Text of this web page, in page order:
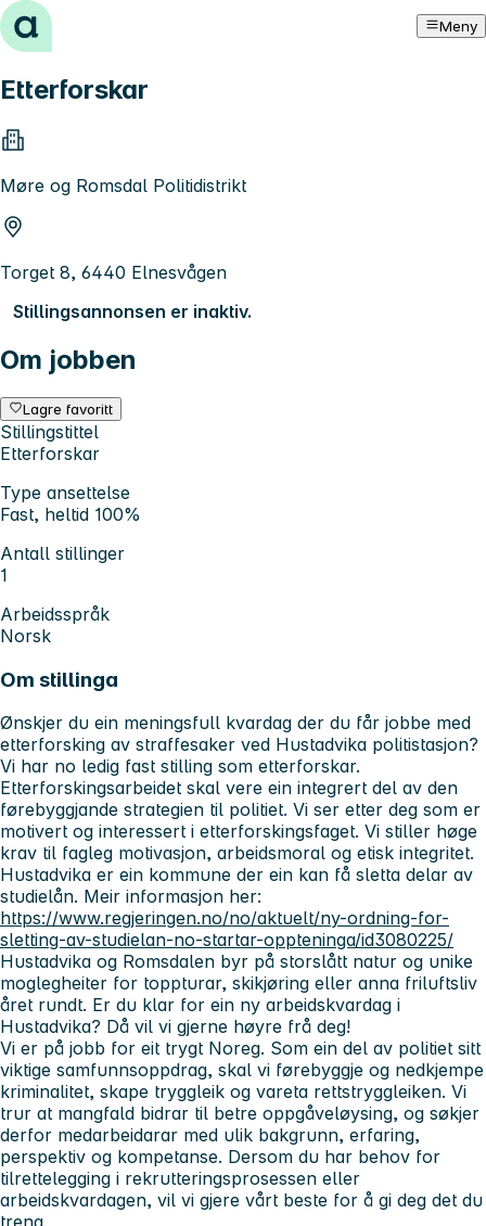
Hopp til innhold Meny
Etterforskar
Møre og Romsdal Politidistrikt
Torget 8, 6440 Elnesvågen
Stillingsannonsen er inaktiv.
Om jobben
Lagre favoritt
Stillingstittel
Etterforskar
Type ansettelse
Fast, heltid 100%
Antall stillinger
1
Arbeidsspråk
Norsk
Om stillinga
Ønskjer du ein meningsfull kvardag der du får jobbe med
etterforsking av straffesaker ved Hustadvika politistasjon?
Vi har no ledig fast stilling som etterforskar.
Etterforskingsarbeidet skal vere ein integrert del av den
førebyggjande strategien til politiet. Vi ser etter deg som er
motivert og interessert i etterforskingsfaget. Vi stiller høge
krav til fagleg motivasjon, arbeidsmoral og etisk integritet.
Hustadvika er ein kommune der ein kan få sletta delar av
studielån. Meir informasjon her:
https://www.regjeringen.no/no/aktuelt/ny-ordning-for-
sletting-av-studielan-no-startar-oppteninga/id3080225/
Hustadvika og Romsdalen byr på storslått natur og unike
moglegheiter for toppturar, skikjøring eller anna friluftsliv
året rundt. Er du klar for ein ny arbeidskvardag i
Hustadvika? Då vil vi gjerne høyre frå deg!
Vi er på jobb for eit trygt Noreg. Som ein del av politiet sitt
viktige samfunnsoppdrag, skal vi førebyggje og nedkjempe
kriminalitet, skape tryggleik og vareta rettstryggleiken. Vi
trur at mangfald bidrar til betre oppgåveløysing, og søkjer
derfor medarbeidarar med ulik bakgrunn, erfaring,
perspektiv og kompetanse. Dersom du har behov for
tilrettelegging i rekrutteringsprosessen eller
arbeidskvardagen, vil vi gjere vårt beste for å gi deg det du